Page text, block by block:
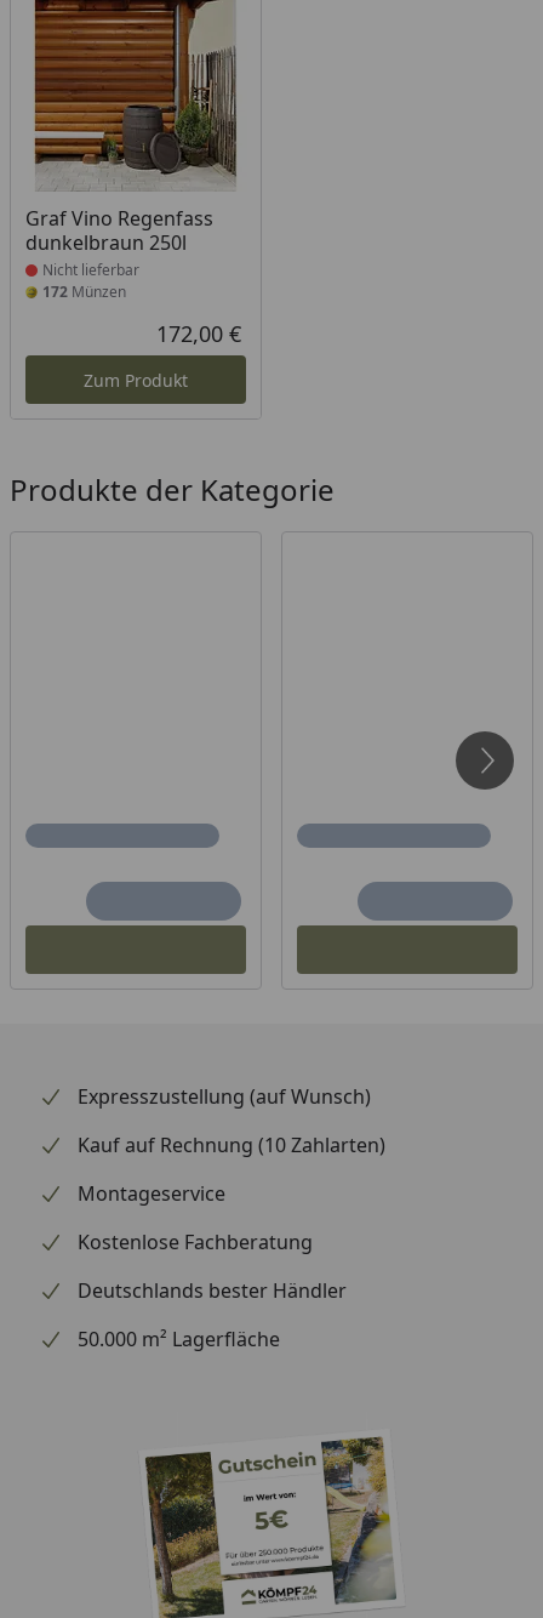
Graf Vino Regenfass
dunkelbraun 250l
Produkt nicht lieferbar
Nicht lieferbar
172 Münzen
Aktueller Preis
172,00 €
Zum Produkt
Produkte der Kategorie
Expresszustellung (auf Wunsch)
Kauf auf Rechnung (10 Zahlarten)
Montageservice
Kostenlose Fachberatung
Deutschlands bester Händler
50.000 m² Lagerfläche